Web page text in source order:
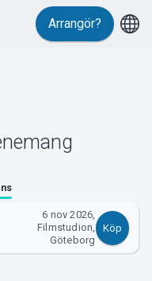
Arrangör?
6 nov 2026,
Filmstudion,
Göteborg
Köp